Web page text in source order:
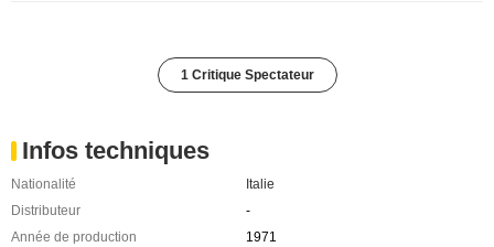
1 Critique Spectateur
Infos techniques
Nationalité
Italie
Distributeur
-
Année de production
1971